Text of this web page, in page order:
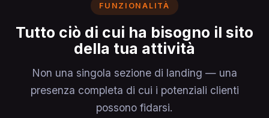
FUNZIONALITÀ
Tutto ciò di cui ha bisogno il sito
della tua attività
Non una singola sezione di landing — una
presenza completa di cui i potenziali clienti
possono fidarsi.